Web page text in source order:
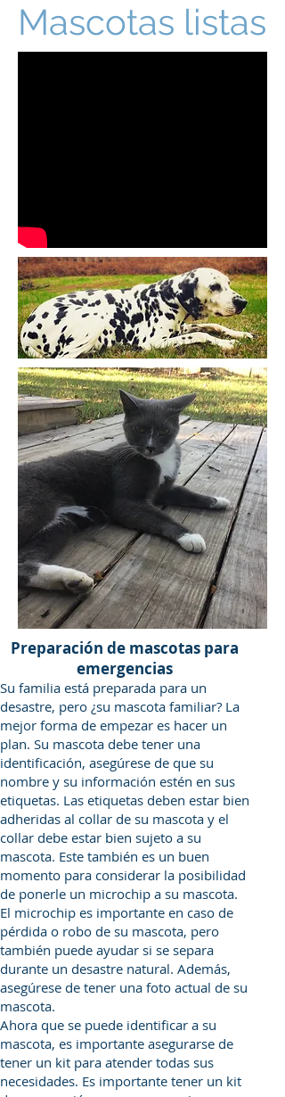
Mascotas listas
Preparación de mascotas para
emergencias
Su familia está preparada para un
desastre, pero ¿su mascota familiar? La
mejor forma de empezar es hacer un
plan. Su mascota debe tener una
identificación, asegúrese de que su
nombre y su información estén en sus
etiquetas. Las etiquetas deben estar bien
adheridas al collar de su mascota y el
collar debe estar bien sujeto a su
mascota. Este también es un buen
momento para considerar la posibilidad
de ponerle un microchip a su mascota.
El microchip es importante en caso de
pérdida o robo de su mascota, pero
también puede ayudar si se separa
durante un desastre natural. Además,
asegúrese de tener una foto actual de su
mascota.
Ahora que se puede identificar a su
mascota, es importante asegurarse de
tener un kit para atender todas sus
necesidades. Es importante tener un kit